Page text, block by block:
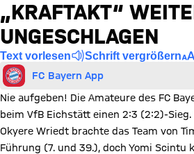
„KRAFTAKT“
UNGESCHLAGEN
Text vorlesen Schrift vergrößern
FC Bayern App
Nie aufgeben! Die Amateure des FC
beim VfB Eichstätt einen 2:3 (2:2)-Sieg.
Okyere Wriedt brachte das Team von
Führung (7. und 39.), doch Yomi Scintu